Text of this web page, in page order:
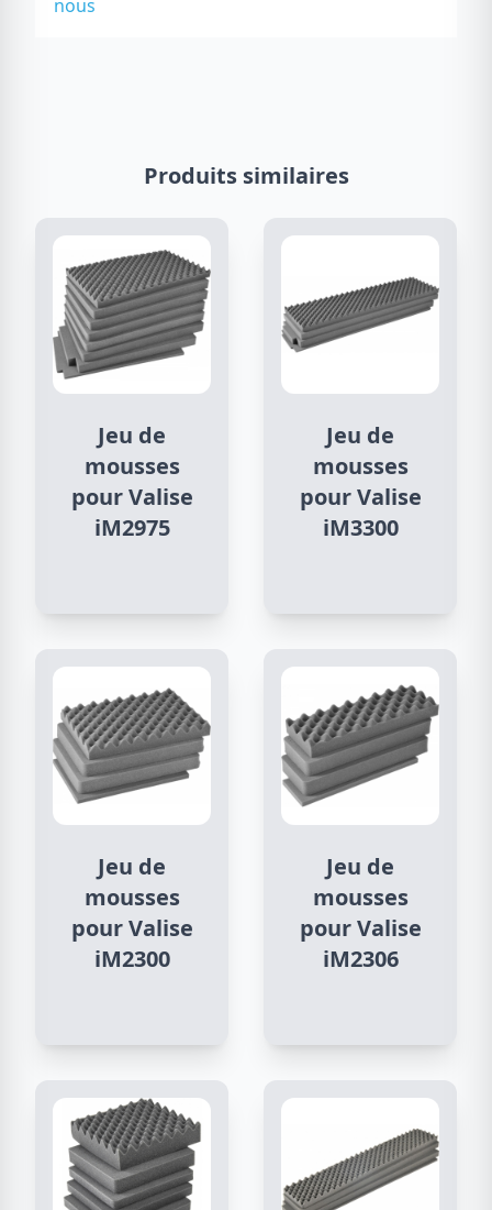
nous
Produits similaires
Jeu de
mousses
pour Valise
iM2975
Jeu de
mousses
pour Valise
iM3300
Jeu de
mousses
pour Valise
iM2300
Jeu de
mousses
pour Valise
iM2306